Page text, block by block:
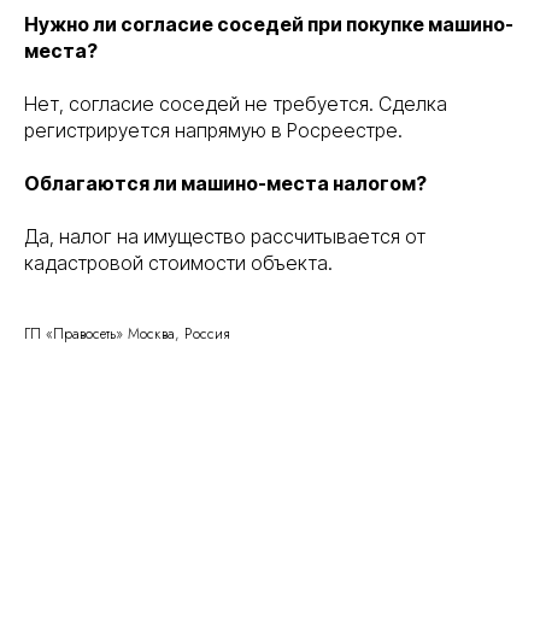
Нужно ли согласие соседей при покупке машино-
места?
Нет, согласие соседей не требуется. Сделка
регистрируется напрямую в Росреестре.
Облагаются ли машино-места налогом?
Да, налог на имущество рассчитывается от
кадастровой стоимости объекта.
ГП «Правосеть» Москва, Россия
Юридические услуги в Москве
Банкротство физических лиц в Москве